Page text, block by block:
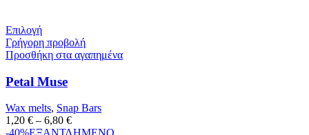
Επιλογή
Γρήγορη προβολή
Προσθήκη στα αγαπημένα
Petal Muse
Wax melts, Snap Bars
1,20 € – 6,80 €